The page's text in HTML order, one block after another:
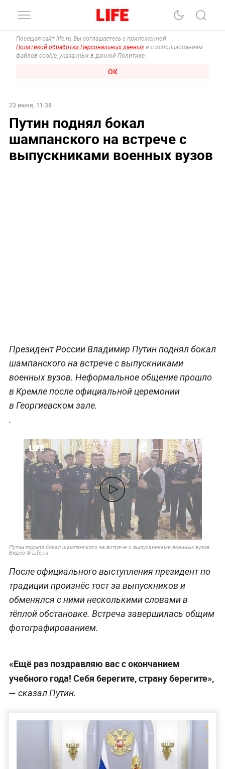
Посещая сайт life.ru, Вы соглашаетесь с приложенной
Политикой обработки Персональных данных и с использованием
файлов cookie, указанных в данной Политике.
ОК
23 июня, 11:38
Путин поднял бокал
шампанского на встрече с
выпускниками военных вузов
Президент России Владимир Путин поднял бокал
шампанского на встрече с выпускниками
военных вузов. Неформальное общение прошло
в Кремле после официальной церемонии
в Георгиевском зале.
.
Путин поднял бокал шампанского на встрече с выпускниками военных вузов.
Видео © Life.ru
После официального выступления президент по
традиции произнёс тост за выпускников и
обменялся с ними несколькими словами в
тёплой обстановке. Встреча завершилась общим
фотографированием.
«Ещё раз поздравляю вас с окончанием
учебного года! Себя берегите, страну берегите»,
— сказал Путин.